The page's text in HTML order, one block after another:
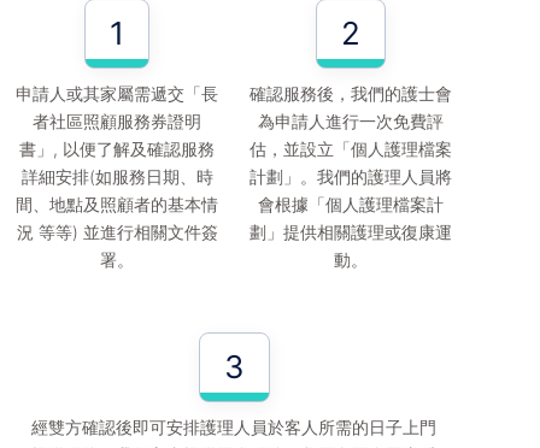
1
申請人或其家屬需遞交「長
者社區照顧服務券證明
書」, 以便了解及確認服務
詳細安排(如服務日期、時
間、地點及照顧者的基本情
況 等等) 並進行相關文件簽
署。
2
確認服務後，我們的護士會
為申請人進行一次免費評
估，並設立「個人護理檔案
計劃」。我們的護理人員將
會根據「個人護理檔案計
劃」提供相關護理或復康運
動。
3
經雙方確認後即可安排護理人員於客人所需的日子上門